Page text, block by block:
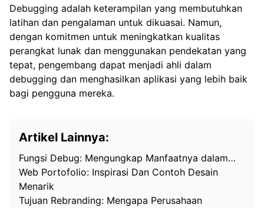
Debugging adalah keterampilan yang membutuhkan
latihan dan pengalaman untuk dikuasai. Namun,
dengan komitmen untuk meningkatkan kualitas
perangkat lunak dan menggunakan pendekatan yang
tepat, pengembang dapat menjadi ahli dalam
debugging dan menghasilkan aplikasi yang lebih baik
bagi pengguna mereka.
Artikel Lainnya:
Fungsi Debug: Mengungkap Manfaatnya dalam…
Web Portofolio: Inspirasi Dan Contoh Desain
Menarik
Tujuan Rebranding: Mengapa Perusahaan